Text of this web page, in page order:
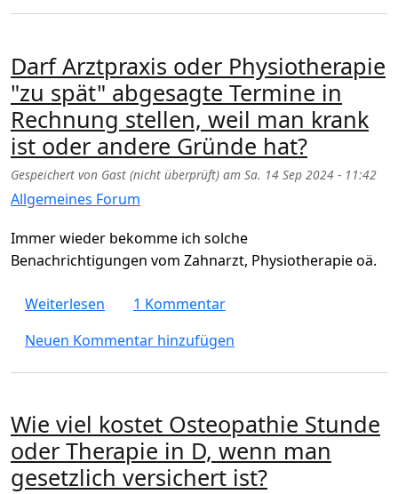
Darf Arztpraxis oder Physiotherapie
"zu spät" abgesagte Termine in
Rechnung stellen, weil man krank
ist oder andere Gründe hat?
Gespeichert von Gast (nicht überprüft) am Sa. 14 Sep 2024 - 11:42
Allgemeines Forum
Immer wieder bekomme ich solche
Benachrichtigungen vom Zahnarzt, Physiotherapie oä.
Weiterlesen über Darf Arztpraxis oder Physiotherapie
1 Kommentar
Neuen Kommentar hinzufügen
Wie viel kostet Osteopathie Stunde
oder Therapie in D, wenn man
gesetzlich versichert ist?